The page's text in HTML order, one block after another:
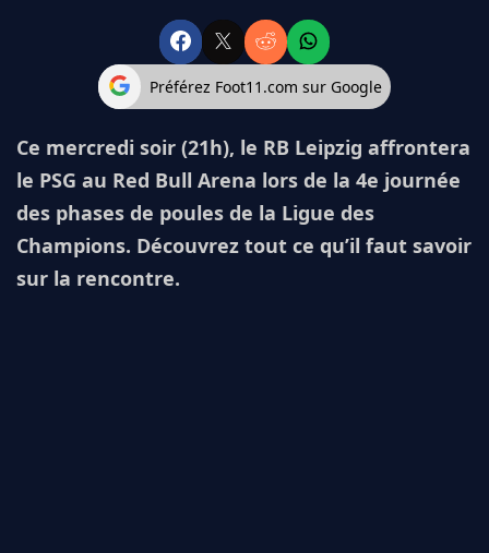
Préférez Foot11.com sur Google
Ce mercredi soir (21h), le RB Leipzig affrontera
le PSG au Red Bull Arena lors de la 4e journée
des phases de poules de la Ligue des
Champions. Découvrez tout ce qu’il faut savoir
sur la rencontre.